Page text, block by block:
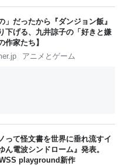
だったから『ダンジョン飯』
下げる、九井諒子の「好きと嫌
家たち】
アニメとゲーム
って怪文書を世界に垂れ流すイ
電波シンドローム』発表。
playground新作